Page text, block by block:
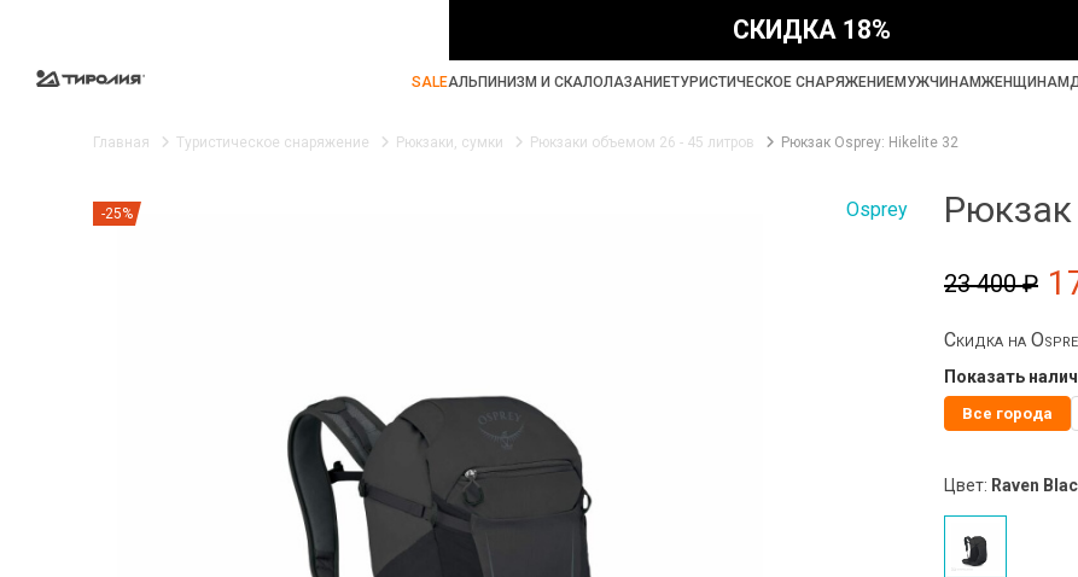
СКИДКА 18%
SALEАЛЬПИНИЗМ И СКАЛОЛАЗАНИЕТУРИСТИЧЕСКОЕ СНАРЯЖЕНИЕМУЖЧИНАМЖЕНЩИНАМ
Главная Туристическое снаряжение Рюкзаки, сумки Рюкзаки объемом 26 - 45 литров Рюкзак Osprey: Hikelite 32
-25% Osprey Рюкзак
23 400 ₽
Скидка на
Показать
Все города
Цвет: Raven